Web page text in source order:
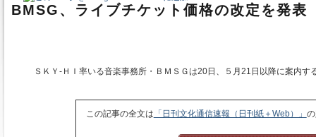
BMSG、ライブチケット価格の改定を発表
ＳＫＹ‐ＨＩ率いる音楽事務所・ＢＭＳＧは20日、５月21日以降に案内
この記事の全文は 「日刊文化通信速報（日刊紙＋Web）」